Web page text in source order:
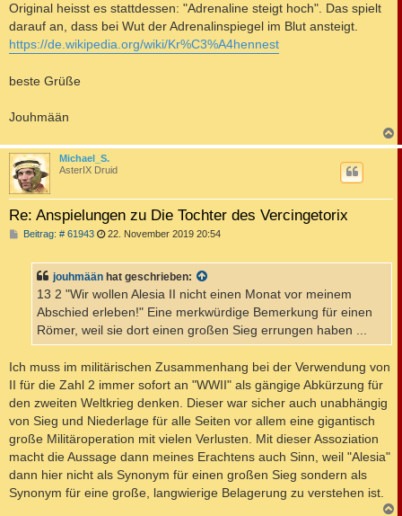
Original heisst es stattdessen: "Adrenaline steigt hoch". Das spielt
darauf an, dass bei Wut der Adrenalinspiegel im Blut ansteigt.
https://de.wikipedia.org/wiki/Kr%C3%A4hennest
beste Grüße
Jouhmään
a
Michael_S.
AsterIX Druid
Re: Anspielungen zu Die Tochter des Vercingetorix
Beitrag: # 61943B
r
a
22. November 2019 20:54
jouhmään hat geschrieben:
13 2 "Wir wollen Alesia II nicht einen Monat vor meinem
Abschied erleben!" Eine merkwürdige Bemerkung für einen
Römer, weil sie dort einen großen Sieg errungen haben ...
Ich muss im militärischen Zusammenhang bei der Verwendung von
II für die Zahl 2 immer sofort an "WWII" als gängige Abkürzung für
den zweiten Weltkrieg denken. Dieser war sicher auch unabhängig
von Sieg und Niederlage für alle Seiten vor allem eine gigantisch
große Militäroperation mit vielen Verlusten. Mit dieser Assoziation
macht die Aussage dann meines Erachtens auch Sinn, weil "Alesia"
dann hier nicht als Synonym für einen großen Sieg sondern als
Synonym für eine große, langwierige Belagerung zu verstehen ist.